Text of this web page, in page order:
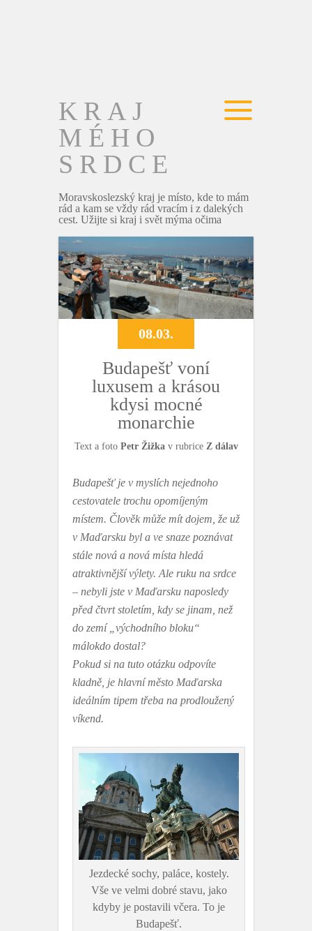
KRAJ
MÉHO
SRDCE
Moravskoslezský kraj je místo, kde to mám
rád a kam se vždy rád vracím i z dalekých
cest. Užijte si kraj i svět mýma očima
08.03.
Budapešť voní
luxusem a krásou
kdysi mocné
monarchie
Text a foto Petr Žižkav rubrice Z dálav
Budapešť je v myslích nejednoho
cestovatele trochu opomíjeným
místem. Člověk může mít dojem, že už
v Maďarsku byl a ve snaze poznávat
stále nová a nová místa hledá
atraktivnější výlety. Ale ruku na srdce
– nebyli jste v Maďarsku naposledy
před čtvrt stoletím, kdy se jinam, než
do zemí „východního bloku“
málokdo dostal?
Pokud si na tuto otázku odpovíte
kladně, je hlavní město Maďarska
ideálním tipem třeba na prodloužený
víkend.
Jezdecké sochy, paláce, kostely.
Vše ve velmi dobré stavu, jako
kdyby je postavili včera. To je
Budapešť.